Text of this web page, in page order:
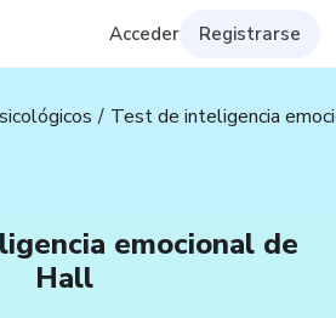
Acceder Registrarse
Test de inteligencia
emocional de
Hall